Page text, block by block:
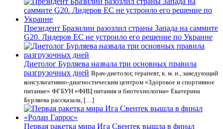
Президент Бразилии разозлил страны Запада на саммите
G20. Лидеров ЕС не устроило его решение по Украине
Диетолог Бурляева назвала три основных правила
разгрузочных дней Врач-диетолог, терапевт, к. м. н., заведующий
консультативно-диагностическим центром «Здоровое и спортивное
питание» ФГБУН «ФИЦ питания и биотехнологии» Екатерина
Бурляева рассказала, […]
Первая ракетка мира Ига Свентек вышла в финал